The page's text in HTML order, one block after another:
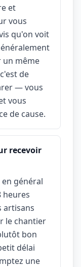
et
vous
qu'on voit
un même
de
— vous
vous
de cause.
recevoir
général
heures
artisans
le chantier
bon
délai
une